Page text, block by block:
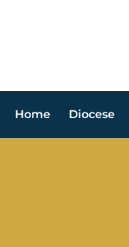
Home Diocese